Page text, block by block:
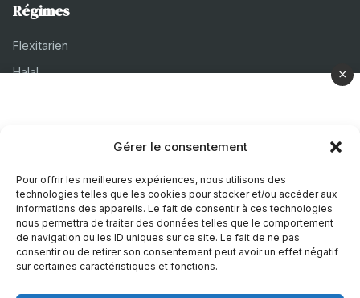
Gérer le consentement
Pour offrir les meilleures expériences, nous utilisons des
technologies telles que les cookies pour stocker et/ou accéder aux
informations des appareils. Le fait de consentir à ces technologies
nous permettra de traiter des données telles que le comportement
de navigation ou les ID uniques sur ce site. Le fait de ne pas
consentir ou de retirer son consentement peut avoir un effet négatif
sur certaines caractéristiques et fonctions.
Régimes
Flexitarien
Halal
À propos
Mentions légales
Politique de confidentialité
Politique de cookies
×